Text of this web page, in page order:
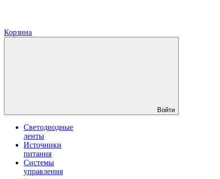
Корзина
Войти
Светодиодные
ленты
Источники
питания
Системы
управления